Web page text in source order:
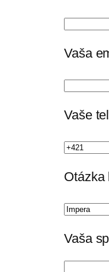
Vaša
Vaše
Otázka
Vaša